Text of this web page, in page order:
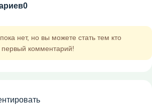
0
нет, но вы можете стать тем кто
комментарий!